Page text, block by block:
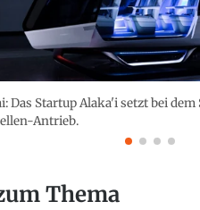
Das Startup Alaka'i setzt bei
Antrieb.
Thema